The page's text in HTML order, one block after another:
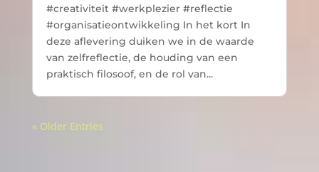
#creativiteit #werkplezier #reflectie
#organisatieontwikkeling In het kort In
deze aflevering duiken we in de waarde
van zelfreflectie, de houding van een
praktisch filosoof, en de rol van...
« Older Entries